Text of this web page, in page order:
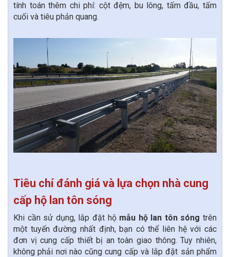
tính toán thêm chi phí: cột đệm, bu lông, tấm đầu, tấm
cuối và tiêu phản quang.
Tiêu chí đánh giá và lựa chọn nhà cung
cấp hộ lan tôn sóng
Khi cần sử dụng, lắp đặt hộ mẫu hộ lan tôn sóng trên
một tuyến đường nhất định, bạn có thể liên hệ với các
đơn vị cung cấp thiết bị an toàn giao thông. Tuy nhiên,
không phải nơi nào cũng cung cấp và lắp đặt sản phẩm